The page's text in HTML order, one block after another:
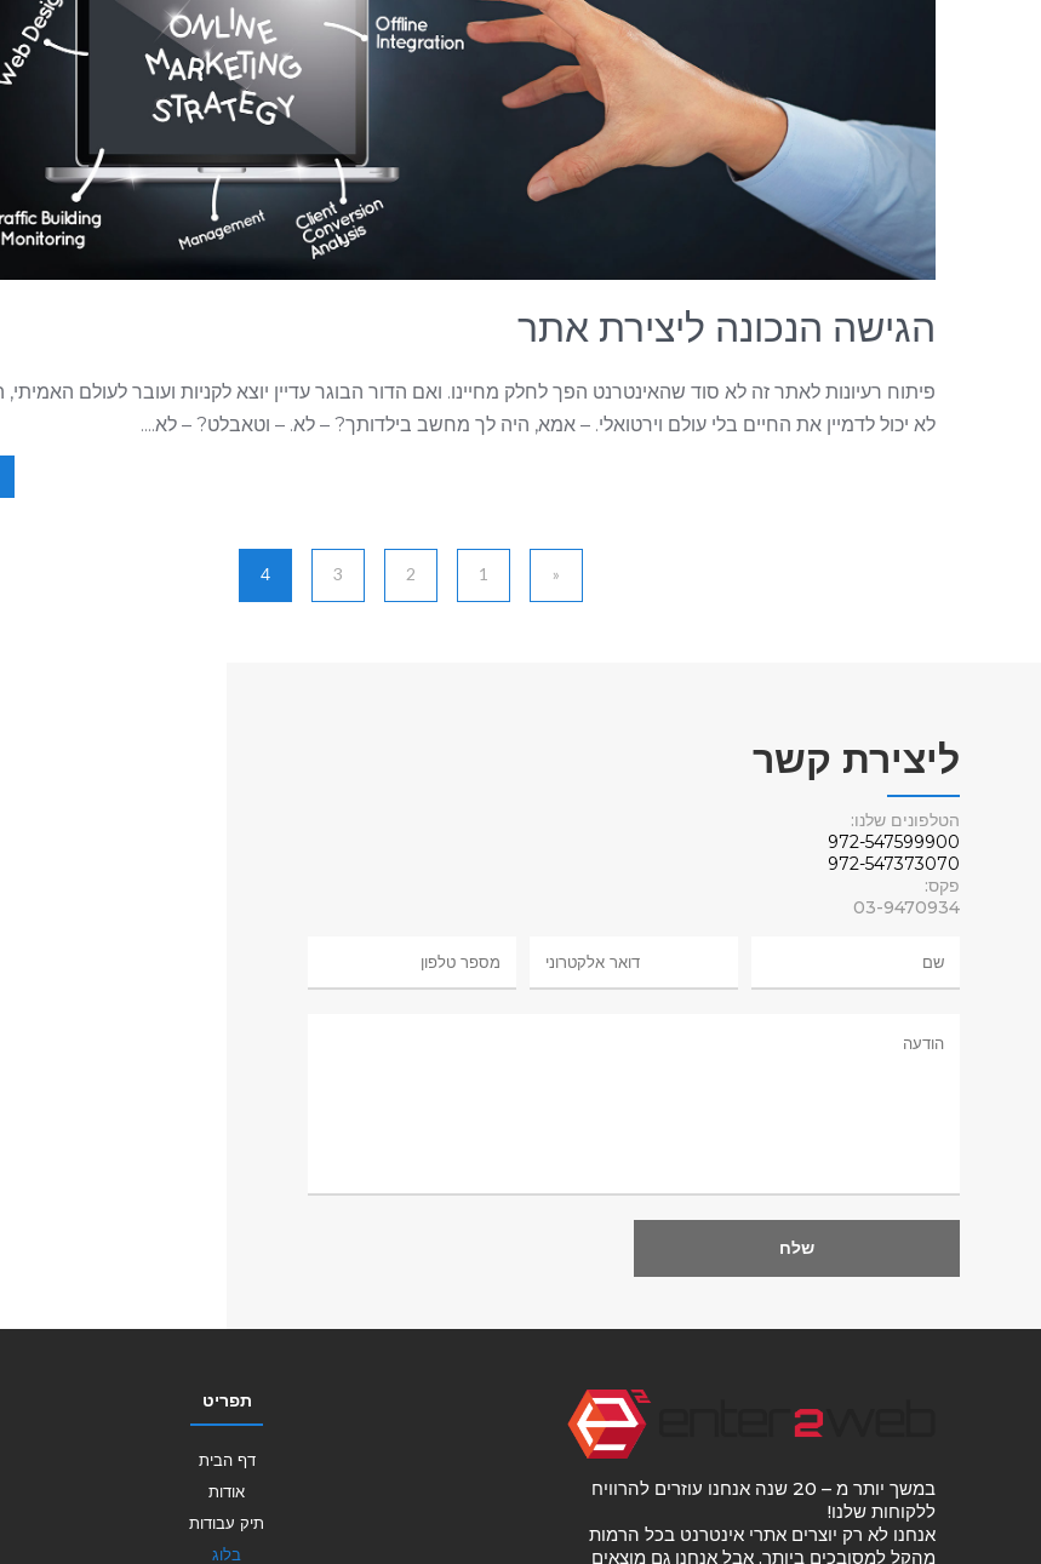
הגישה הנכונה ליצירת אתר
פיתוח רעיונות לאתר זה לא סוד שהאינטרנט הפך לחלק מחיינו. ואם הדור הבוגר עדיין יוצא לקניות ועובר לעולם האמיתי,
לא יכול לדמיין את החיים בלי עולם וירטואלי. – אמא, היה לך מחשב בילדותך? – לא. – וטאבלט? – לא....
«
1
2
3
4
ליצירת קשר
הטלפונים שלנו:
972-547599900
972-547373070
פקס:
03-9470934
במשך יותר מ – 20 שנה אנחנו עוזרים להרוויח
ללקוחות שלנו!
אנחנו לא רק יוצרים אתרי אינטרנט בכל הרמות
מהקל למסובכים ביותר, אבל אנחנו גם מוצאים
תפריט
דף הבית
אודות
תיק עבודות
בלוג